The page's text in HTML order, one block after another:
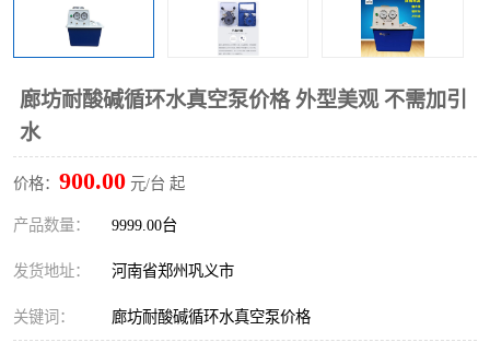
廊坊耐酸碱循环水真空泵价格 外型美观 不需加引
水
价格： 900.00 元/台 起
产品数量： 9999.00台
发货地址： 河南省郑州巩义市
关键词： 廊坊耐酸碱循环水真空泵价格